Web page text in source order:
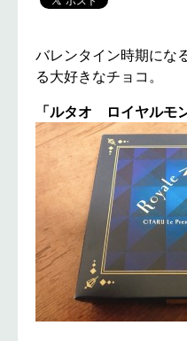
バレンタイン時期にな
る大好きなチョコ。
「ルタオ ロイヤルモ